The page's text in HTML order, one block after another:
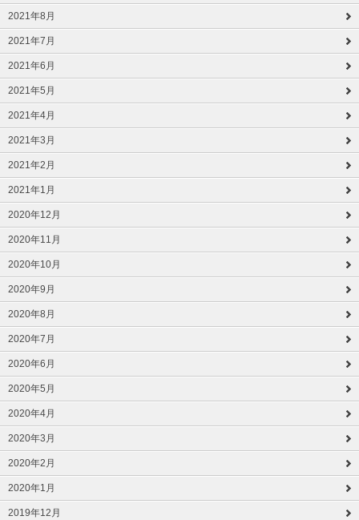
2021年8月
2021年7月
2021年6月
2021年5月
2021年4月
2021年3月
2021年2月
2021年1月
2020年12月
2020年11月
2020年10月
2020年9月
2020年8月
2020年7月
2020年6月
2020年5月
2020年4月
2020年3月
2020年2月
2020年1月
2019年12月